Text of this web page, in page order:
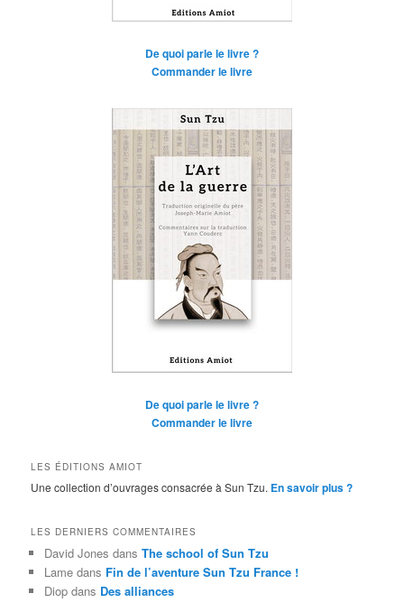
De quoi parle le livre ?
Commander le livre
De quoi parle le livre ?
Commander le livre
LES ÉDITIONS AMIOT
Une collection d’ouvrages consacrée à Sun Tzu. En savoir plus ?
LES DERNIERS COMMENTAIRES
David Jones dansThe school of Sun Tzu
Lame dans Fin de l’aventure Sun Tzu France !
Diop dans Des alliances